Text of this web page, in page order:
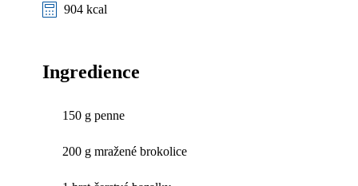
904 kcal
Ingredience
150 g penne
200 g mražené brokolice